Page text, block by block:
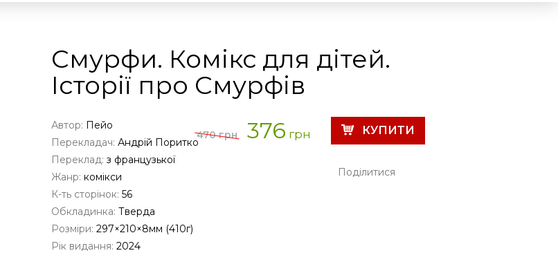
Смурфи. Комікс для дітей.
Історії про Смурфів
Автор: Пейо
Перекладач: Андрій Поритко
Переклад: з французької
Жанр: комікси
К-ть сторінок: 56
Обкладинка: Тверда
Розміри: 297×210×8мм (410г)
Рік видання: 2024
470 грн 376 грн
Поділитися